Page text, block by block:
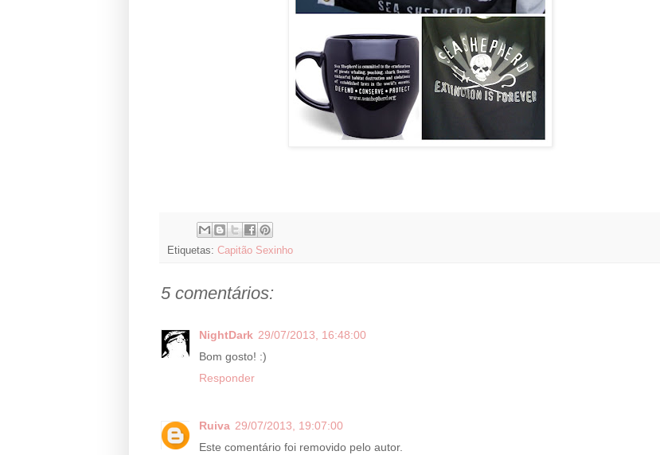
Etiquetas: Capitão Sexinho
5 comentários:
NightDark 29/07/2013, 16:48:00
Bom gosto! :)
Responder
Ruiva 29/07/2013, 19:07:00
Este comentário foi removido pelo autor.